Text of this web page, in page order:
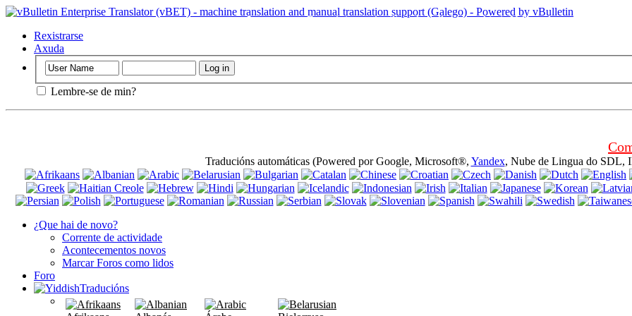
Importante: Esta páxina está utilizando galletas (cookies). Utilizando este sitio web
Rexistrarse
Axuda
Lembre-se de min?
Traducións automáticas (Powered por Google, Microsoft®, Yandex, Nube de Lingua do SDL,
¿Que hai de novo?
Corrente de actividade
Acontecementos novos
Marcar Foros como lidos
Foro
Traducións